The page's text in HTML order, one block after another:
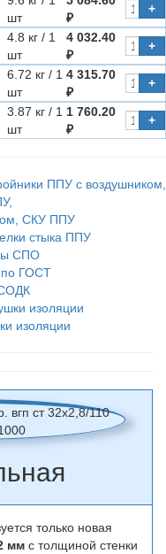
шт
₽
+
4.8 кг / 1
шт
4 032.40
₽
+
6.72 кг / 1
шт
4 315.70
₽
+
3.87 кг / 1
шт
1 760.20
₽
+
ППУ с воздушником,
СКУ ППУ
стыка ППУ
СПО
по ГОСТ
изоляции
изоляции
только новая
мм с толщиной стенки